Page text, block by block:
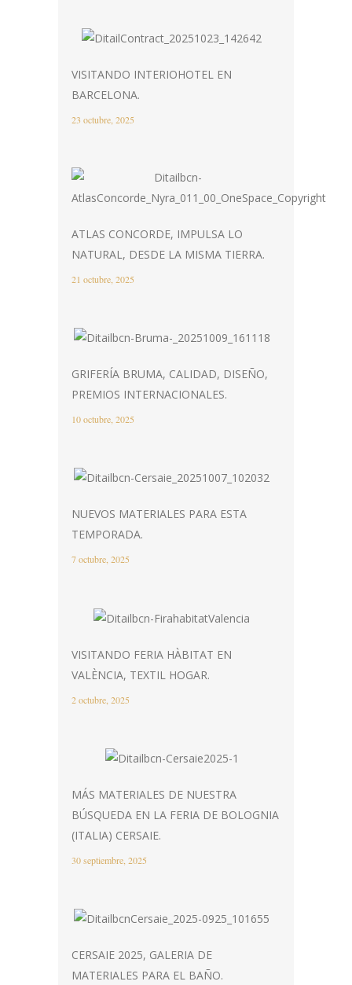
VISITANDO INTERIOHOTEL EN
BARCELONA.
23 octubre, 2025
ATLAS CONCORDE, IMPULSA LO
NATURAL, DESDE LA MISMA TIERRA.
21 octubre, 2025
GRIFERÍA BRUMA, CALIDAD, DISEÑO,
PREMIOS INTERNACIONALES.
10 octubre, 2025
NUEVOS MATERIALES PARA ESTA
TEMPORADA.
7 octubre, 2025
VISITANDO FERIA HÀBITAT EN
VALÈNCIA, TEXTIL HOGAR.
2 octubre, 2025
MÁS MATERIALES DE NUESTRA
BÚSQUEDA EN LA FERIA DE BOLOGNIA
(ITALIA) CERSAIE.
30 septiembre, 2025
CERSAIE 2025, GALERIA DE
MATERIALES PARA EL BAÑO.